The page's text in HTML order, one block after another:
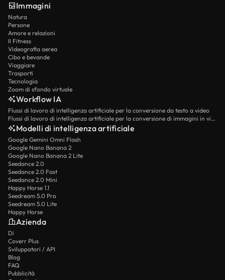
Immagini
Natura
Persone
Amore e relazioni
Il Fitness
Videografia aerea
Cibo e bevande
Viaggiare
Trasporti
Tecnologia
Zoom di sfondo virtuale
Workflow IA
Flussi di lavoro di intelligenza artificiale per la conversione da testo a video
Flussi di lavoro di intelligenza artificiale per la conversione di immagini in video
Modelli di intelligenza artificiale
Google Gemini Omni Flash
Google Nano Banana 2
Google Nano Banana 2 Lite
Seedance 2.0
Seedance 2.0 Fast
Seedance 2.0 Mini
Happy Horse 1.1
Seedream 5.0 Pro
Seedream 5.0 Lite
Happy Horse
Azienda
Di
Coverr Plus
Sviluppatori / API
Blog
FAQ
Pubblicità